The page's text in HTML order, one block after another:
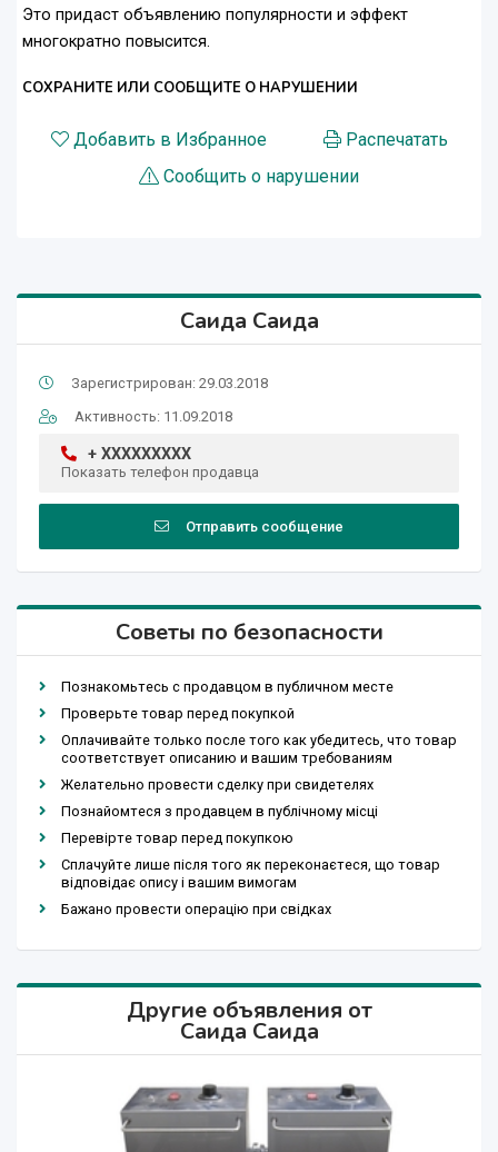
Это придаст объявлению популярности и эффект
многократно повысится.
СОХРАНИТЕ ИЛИ СООБЩИТЕ О НАРУШЕНИИ
Добавить в Избранное
Распечатать
Сообщить о нарушении
Саида Саида
Зарегистрирован: 29.03.2018
Активность: 11.09.2018
+ XXXXXXXXX
Показать телефон продавца
Отправить сообщение
Советы по безопасности
Познакомьтесь с продавцом в публичном месте
Проверьте товар перед покупкой
Оплачивайте только после того как убедитесь, что товар
соответствует описанию и вашим требованиям
Желательно провести сделку при свидетелях
Познайомтеся з продавцем в публічному місці
Перевірте товар перед покупкою
Сплачуйте лише після того як переконаєтеся, що товар
відповідає опису і вашим вимогам
Бажано провести операцію при свідках
Другие объявления от
Саида Саида